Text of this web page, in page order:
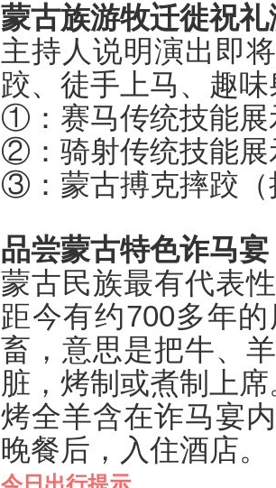
蒙古族游牧迁徙祝
主持人说明演出即
跤、徒手上马、趣
①：赛马传统技能展
②：骑射传统技能展
③：蒙古搏克摔跤（
品尝蒙古特色诈马
蒙古民族最有代表
距今有约700多年
畜，意思是把牛、
脏，烤制或煮制上席
烤全羊含在诈马宴
晚餐后，入住酒店。